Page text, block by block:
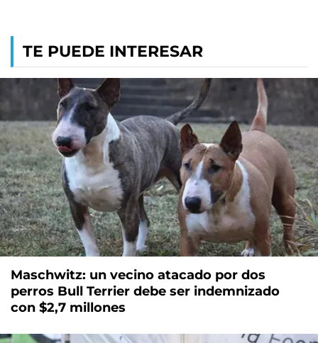
TE PUEDE INTERESAR
Maschwitz: un vecino atacado por dos
perros Bull Terrier debe ser indemnizado
con $2,7 millones